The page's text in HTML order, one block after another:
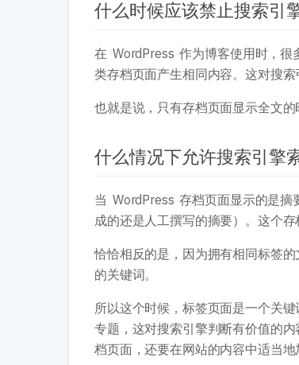
什么时候应该禁止搜索引
在 WordPress 作为博客使用时，很
类存档页面产生相同内容。这对搜索
也就是说，只有存档页面显示全文
什么情况下允许搜索引擎
当 WordPress 存档页面显示的是摘
成的还是人工撰写的摘要）。这个
恰恰相反的是，因为拥有相同标签
的关键词。
所以这个时候，标签页面是一个关
专题，这对搜索引擎判断有价值的
档页面，还要在网站的内容中适当